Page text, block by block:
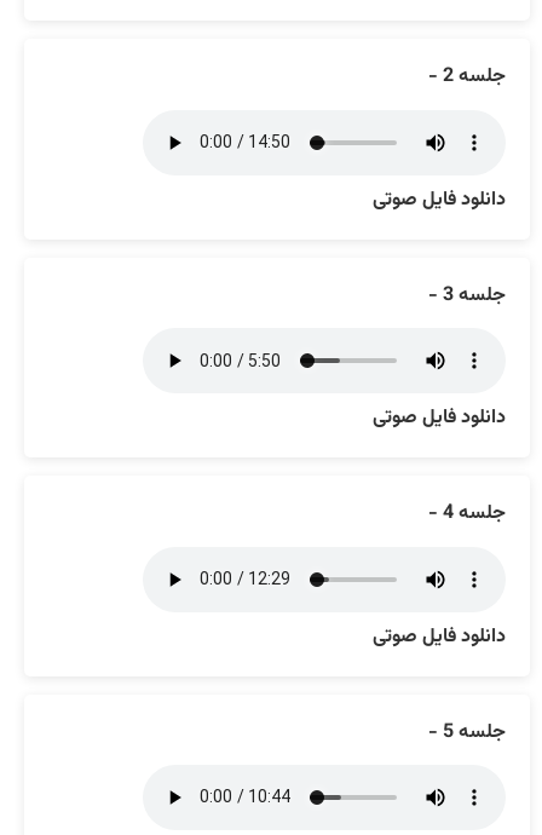
جلسه 2 -
دانلود فایل صوتی
جلسه 3 -
دانلود فایل صوتی
جلسه 4 -
دانلود فایل صوتی
جلسه 5 -